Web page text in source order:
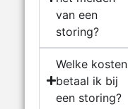
van een
storing?
Welke kosten
betaal ik bij
een storing?